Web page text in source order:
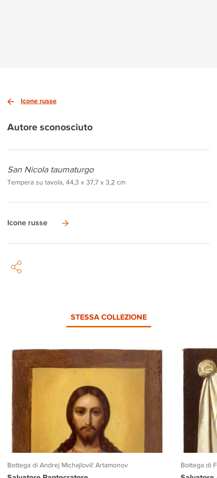
Icone russe
Autore sconosciuto
San Nicola taumaturgo
Tempera su tavola, 44,3 x 37,7 x 3,2 cm
Icone russe
STESSA COLLEZIONE
Bottega di Andrej Michajlovič Artamonov Bottega di